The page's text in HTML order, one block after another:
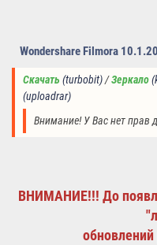
Wondershare Filmora
Скачать (turbobit) / Зеркало(
(uploadrar)
Внимание! У Вас нет прав
ВНИМАНИЕ!!! До